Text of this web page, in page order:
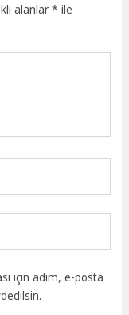
alanlar* ile
için adım, e-posta